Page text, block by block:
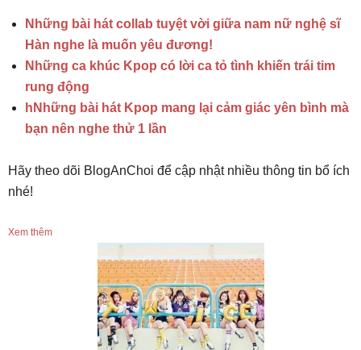
Những bài hát collab tuyệt vời giữa nam nữ nghệ sĩ
Hàn nghe là muốn yêu đương!
Những ca khúc Kpop có lời ca tỏ tình khiến trái tim
rung động
hNhững bài hát Kpop mang lại cảm giác yên bình mà
bạn nên nghe thử 1 lần
Hãy theo dõi BlogAnChoi để cập nhật nhiều thông tin bổ ích
nhé!
Xem thêm